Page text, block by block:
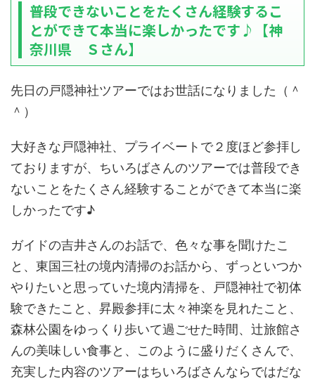
普段できないことをたくさん経験するこ
とができて本当に楽しかったです♪【神
奈川県 Ｓさん】
先日の戸隠神社ツアーではお世話になりました（＾
＾）
大好きな戸隠神社、プライベートで２度ほど参拝し
ておりますが、ちいろばさんのツアーでは普段でき
ないことをたくさん経験することができて本当に楽
しかったです♪
ガイドの吉井さんのお話で、色々な事を聞けたこ
と、東国三社の境内清掃のお話から、ずっといつか
やりたいと思っていた境内清掃を、戸隠神社で初体
験できたこと、昇殿参拝に太々神楽を見れたこと、
森林公園をゆっくり歩いて過ごせた時間、辻旅館さ
んの美味しい食事と、このように盛りだくさんで、
充実した内容のツアーはちいろばさんならではだな